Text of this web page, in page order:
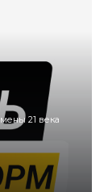
21 века